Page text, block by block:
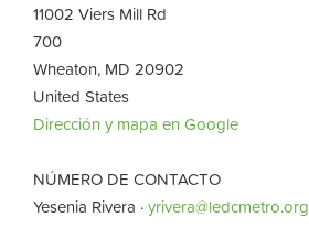
11002 Viers Mill Rd
700
Wheaton, MD 20902
United States
Dirección y mapa en Google
NÚMERO DE CONTACTO
Yesenia Rivera ·yrivera@ledcmetro.org